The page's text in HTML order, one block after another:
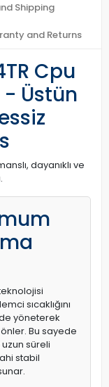
Shipping
and Returns
Cpu
- Üstün
dayanıklı ve
sıcaklığını
yöneterek
önler. Bu sayede
uzun süreli
stabil